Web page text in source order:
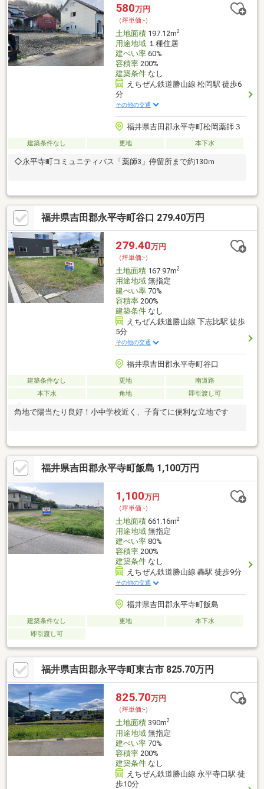
580万円
（坪単価:-）
土地面積197.12m2
用途地域１種住居
建ぺい率60%
容積率200%
建築条件なし
えちぜん鉄道勝山線 松岡駅 徒歩6
分
その他の交通
福井県吉田郡永平寺町松岡薬師３
建築条件なし 更地 本下水
◇永平寺町コミュニティバス「薬師3」停留所まで約130ｍ
福井県吉田郡永平寺町谷口 279.40万円
279.40万円
（坪単価:-）
土地面積167.97m2
用途地域無指定
建ぺい率70%
容積率200%
建築条件なし
えちぜん鉄道勝山線 下志比駅 徒歩
5分
その他の交通
福井県吉田郡永平寺町谷口
建築条件なし 更地
南道路
本下水
角地 即引渡し可
角地で陽当たり良好！小中学校近く、子育てに便利な立地です
福井県吉田郡永平寺町飯島 1,100万円
1,100万円
（坪単価:-）
土地面積661.16m2
用途地域無指定
建ぺい率80%
容積率200%
建築条件なし
えちぜん鉄道勝山線 轟駅 徒歩9分
その他の交通
福井県吉田郡永平寺町飯島
建築条件なし 更地
本下水
即引渡し可
福井県吉田郡永平寺町東古市 825.70万円
825.70万円
（坪単価:-）
土地面積390m2
用途地域無指定
建ぺい率70%
容積率200%
建築条件なし
えちぜん鉄道勝山線 永平寺口駅 徒
歩10分